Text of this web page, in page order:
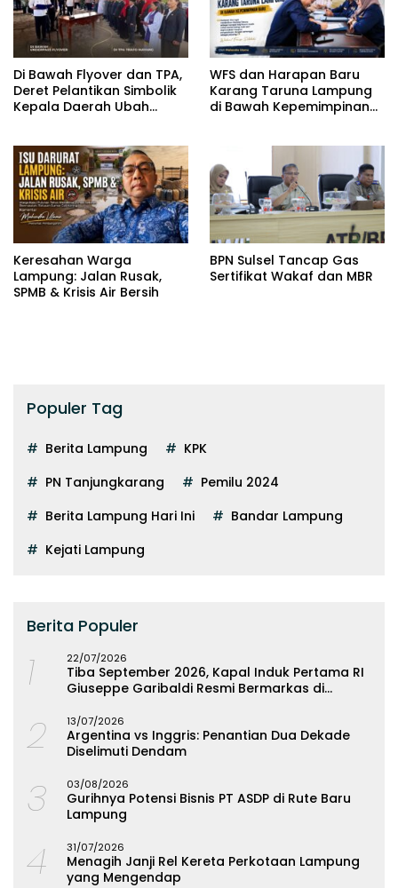
Di Bawah Flyover dan TPA,
Deret Pelantikan Simbolik
Kepala Daerah Ubah
WFS dan Harapan Baru
Karang Taruna Lampung
di Bawah Kepemimpinan
Keresahan Warga
Lampung: Jalan Rusak,
SPMB & Krisis Air Bersih
BPN Sulsel Tancap Gas
Sertifikat Wakaf dan MBR
Populer Tag
Berita Lampung
KPK
PN Tanjungkarang
Pemilu 2024
Berita Lampung Hari Ini
Bandar Lampung
Kejati Lampung
Berita Populer
1 22/07/2026
Tiba September 2026, Kapal Induk Pertama RI
Giuseppe Garibaldi Resmi Bermarkas di
2 13/07/2026
Argentina vs Inggris: Penantian Dua Dekade
Diselimuti Dendam
3 03/08/2026
Gurihnya Potensi Bisnis PT ASDP di Rute Baru
Lampung
4 31/07/2026
Menagih Janji Rel Kereta Perkotaan Lampung
yang Mengendap